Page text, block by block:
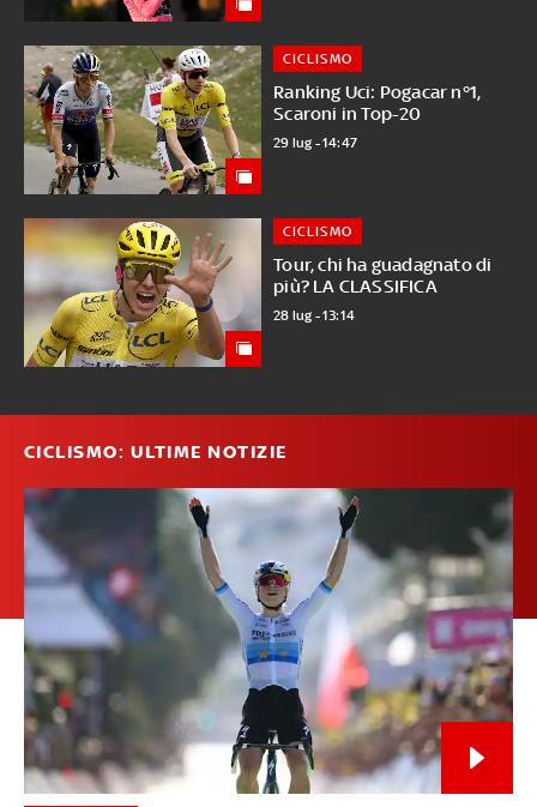
Ranking Uci: Pogacar n°1,
Scaroni in Top-20
CICLISMO
29 lug - 14:47
Tour, chi ha guadagnato di
più? LA CLASSIFICA
CICLISMO
28 lug - 13:14
CICLISMO: ULTIME NOTIZIE